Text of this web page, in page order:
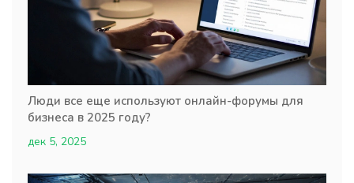
Люди все еще используют онлайн-форумы для
бизнеса в 2025 году?
дек 5, 2025